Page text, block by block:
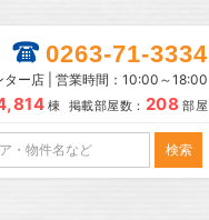
0263-71-3334
ター店 | 営業時間：10:00～18:00
棟 掲載部屋数： 208 部屋